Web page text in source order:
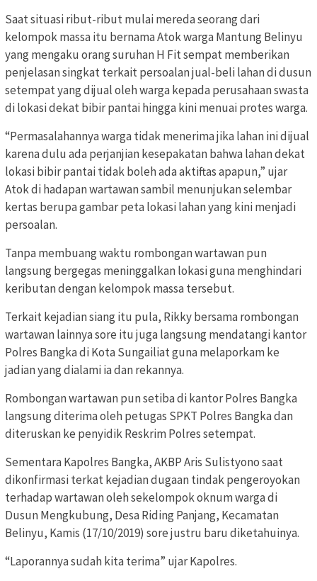
Saat situasi ribut-ribut mulai mereda seorang dari
kelompok massa itu bernama Atok warga Mantung Belinyu
yang mengaku orang suruhan H Fit sempat memberikan
penjelasan singkat terkait persoalan jual-beli lahan di dusun
setempat yang dijual oleh warga kepada perusahaan swasta
di lokasi dekat bibir pantai hingga kini menuai protes warga.
“Permasalahannya warga tidak menerima jika lahan ini dijual
karena dulu ada perjanjian kesepakatan bahwa lahan dekat
lokasi bibir pantai tidak boleh ada aktiftas apapun,” ujar
Atok di hadapan wartawan sambil menunjukan selembar
kertas berupa gambar peta lokasi lahan yang kini menjadi
persoalan.
Tanpa membuang waktu rombongan wartawan pun
langsung bergegas meninggalkan lokasi guna menghindari
keributan dengan kelompok massa tersebut.
Terkait kejadian siang itu pula, Rikky bersama rombongan
wartawan lainnya sore itu juga langsung mendatangi kantor
Polres Bangka di Kota Sungailiat guna melaporkam ke
jadian yang dialami ia dan rekannya.
Rombongan wartawan pun setiba di kantor Polres Bangka
langsung diterima oleh petugas SPKT Polres Bangka dan
diteruskan ke penyidik Reskrim Polres setempat.
Sementara Kapolres Bangka, AKBP Aris Sulistyono saat
dikonfirmasi terkat kejadian dugaan tindak pengeroyokan
terhadap wartawan oleh sekelompok oknum warga di
Dusun Mengkubung, Desa Riding Panjang, Kecamatan
Belinyu, Kamis (17/10/2019) sore justru baru diketahuinya.
“Laporannya sudah kita terima” ujar Kapolres.